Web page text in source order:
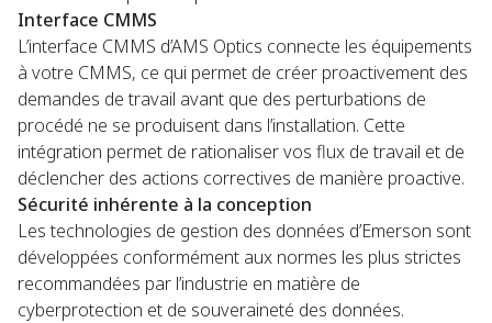
Interface CMMS
L’interface CMMS d’AMS Optics connecte les équipements
à votre CMMS, ce qui permet de créer proactivement des
demandes de travail avant que des perturbations de
procédé ne se produisent dans l’installation. Cette
intégration permet de rationaliser vos flux de travail et de
déclencher des actions correctives de manière proactive.
Sécurité inhérente à la conception
Les technologies de gestion des données d’Emerson sont
développées conformément aux normes les plus strictes
recommandées par l’industrie en matière de
cyberprotection et de souveraineté des données.